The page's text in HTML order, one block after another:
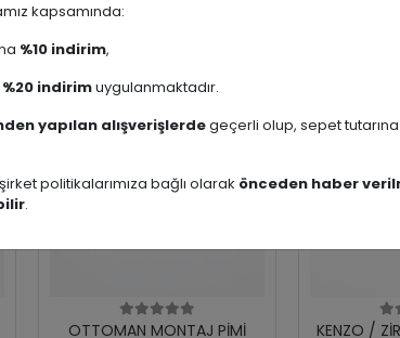
OTTOMAN MONTAJ PİMİ
KENZO /
kapsamında:
%10 indirim,
%20 indirimuygulanmaktadır.
yapılan alışverişlerdegeçerli olup, sepet
politikalarımıza bağlı olarak önceden haber
.